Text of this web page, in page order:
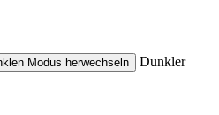
Modus herwechseln
Dunkler